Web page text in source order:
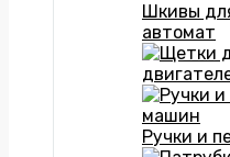
Шкивы
автомат
Ручки и